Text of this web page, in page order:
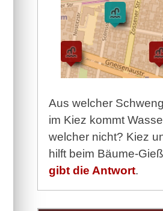
Aus welcher
im Kiez kommt
welcher nicht? Kiez
hilft beim Bäume-
gibt die Antwort.